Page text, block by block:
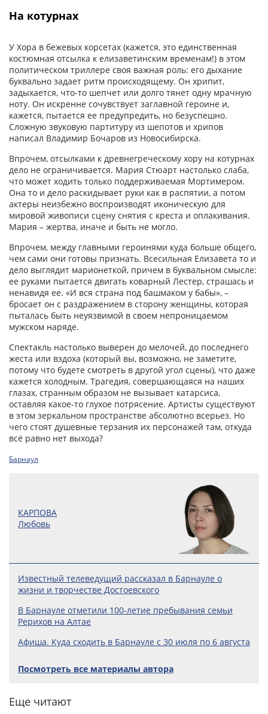
На котурнах
У Хора в бежевых корсетах (кажется, это единственная
костюмная отсылка к елизаветинским временам!) в этом
политическом триллере своя важная роль: его дыхание
буквально задает ритм происходящему. Он хрипит,
задыхается, что-то шепчет или долго тянет одну мрачную
ноту. Он искренне сочувствует заглавной героине и,
кажется, пытается ее предупредить, но безуспешно.
Сложную звуковую партитуру из шепотов и хрипов
написал Владимир Бочаров из Новосибирска.
Впрочем, отсылками к древнегреческому хору на котурнах
дело не ограничивается. Мария Стюарт настолько слаба,
что может ходить только поддерживаемая Мортимером.
Она то и дело раскидывает руки как в распятии, а потом
актеры неизбежно воспроизводят иконическую для
мировой живописи сцену снятия с креста и оплакивания.
Мария – жертва, иначе и быть не могло.
Впрочем, между главными героинями куда больше общего,
чем сами они готовы признать. Всесильная Елизавета то и
дело выглядит марионеткой, причем в буквальном смысле:
ее руками пытается двигать коварный Лестер, страшась и
ненавидя ее. «И вся страна под башмаком у бабы», –
бросает он с раздражением в сторону женщины, которая
пыталась быть неуязвимой в своем непроницаемом
мужском наряде.
Спектакль настолько выверен до мелочей, до последнего
жеста или вздоха (который вы, возможно, не заметите,
потому что будете смотреть в другой угол сцены), что даже
кажется холодным. Трагедия, совершающаяся на наших
глазах, странным образом не вызывает катарсиса,
оставляя какое-то глухое потрясение. Артисты существуют
в этом зеркальном пространстве абсолютно всерьез. Но
чего стоят душевные терзания их персонажей там, откуда
всё равно нет выхода?
Барнаул
КАРПОВА
Любовь
Известный телеведущий рассказал в Барнауле о
жизни и творчестве Достоевского
В Барнауле отметили 100‑летие пребывания семьи
Рерихов на Алтае
Афиша. Куда сходить в Барнауле с 30 июля по 6 августа
Посмотреть все материалы автора
Еще читают